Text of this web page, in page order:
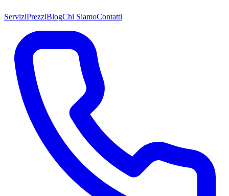
ServiziPrezziBlogChi SiamoContatti